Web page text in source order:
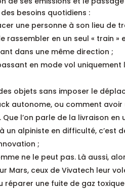
besoins quotidiens :
une personne à son lieu de
en un seul « train »
dans une même direction ;
en mode vol uniquement
objets sans imposer le
autonome, ou comment avoir
l’on parle de la livraison
alpiniste en difficulté, c’est
;
ne le peut pas. Là aussi,
Mars, ceux de Vivatech leur
une fuite de gaz toxique